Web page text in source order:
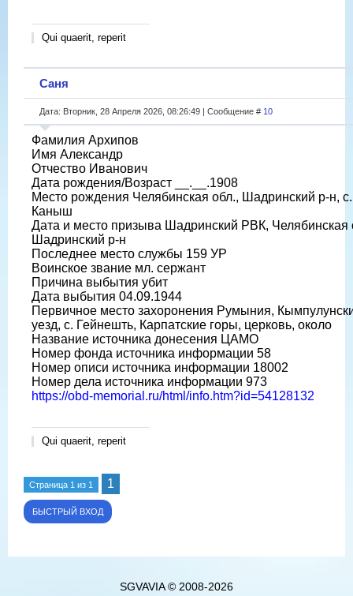
Qui quaerit, reperit
Саня
Дата: Вторник, 28 Апреля 2026, 08:26:49 | Сообщение # 10
Фамилия Архипов
Имя Александр
Отчество Иванович
Дата рождения/Возраст __.__.1908
Место рождения Челябинская обл., Шадринский р-н, с.
Каныш
Дата и место призыва Шадринский РВК, Челябинская
Шадринский р-н
Последнее место службы 159 УР
Воинское звание мл. сержант
Причина выбытия убит
Дата выбытия 04.09.1944
Первичное место захоронения Румыния,
уезд, с. Гейнешть, Карпатские горы, церковь, около
Название источника донесения ЦАМО
Номер фонда источника информации 58
Номер описи источника информации 18002
Номер дела источника информации 973
https://obd-memorial.ru/html/info.htm?id=54128132
Qui quaerit, reperit
Страница 1 из 1 1
SGVAVIA © 2008-2026